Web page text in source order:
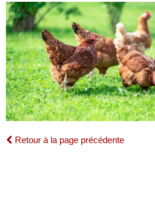
Retour à la page précédente